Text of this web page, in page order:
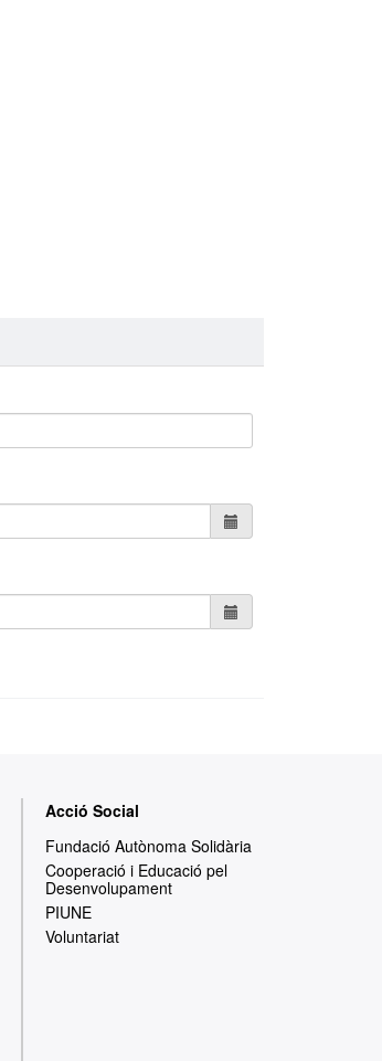
Acció Social
Fundació Autònoma Solidària
Cooperació i Educació pel
Desenvolupament
PIUNE
Voluntariat